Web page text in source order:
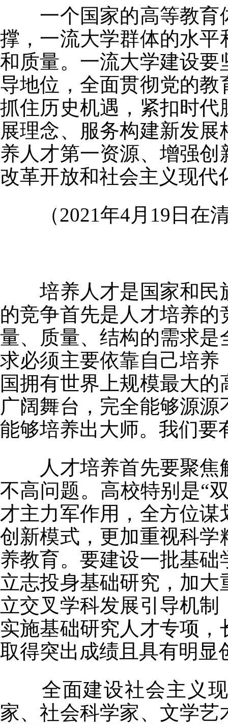
一个国家的高等教育
撑，一流大学群体的水
和质量。一流大学建设
导地位，全面贯彻党的
抓住历史机遇，紧扣时
展理念、服务构建新发
养人才第一资源、增强
改革开放和社会主义现代
（2021年4月19日在清
培养人才是国家和民
的竞争首先是人才培养
量、质量、结构的需求
求必须主要依靠自己培
国拥有世界上规模最大
广阔舞台，完全能够源
能够培养出大师。我们要
人才培养首先要聚焦
不高问题。高校特别是“
才主力军作用，全方位
创新模式，更加重视科
养教育。要建设一批基
立志投身基础研究，加
立交叉学科发展引导机
实施基础研究人才专项
取得突出成绩且具有明显
全面建设社会主义现
家、社会科学家、文学